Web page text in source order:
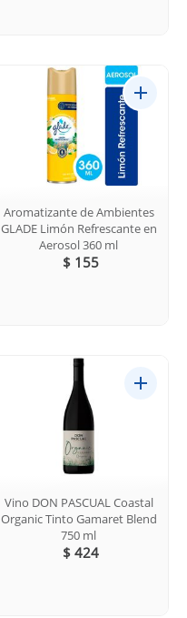
Aromatizante de Ambientes
GLADE Limón Refrescante en
Aerosol 360 ml
$ 155
Vino DON PASCUAL Coastal
Organic Tinto Gamaret Blend
750 ml
$ 424